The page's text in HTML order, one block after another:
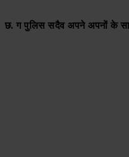
छ. ग पुलिस सदैव अपने अपनों के